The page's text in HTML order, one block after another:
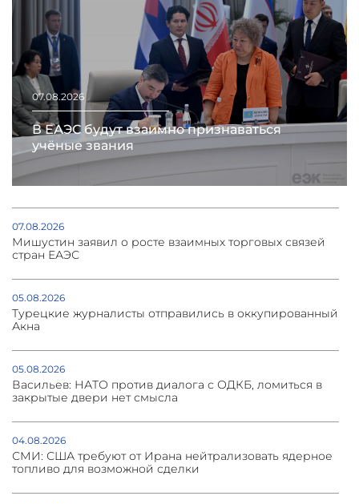
07.08.2026
В ЕАЭС будут взаимно признаваться
учёные звания
07.08.2026
Мишустин заявил о росте взаимных торговых связей
стран ЕАЭС
05.08.2026
Турецкие журналисты отправились в оккупированный
Акна
05.08.2026
Васильев: НАТО против диалога с ОДКБ, ломиться в
закрытые двери нет смысла
04.08.2026
СМИ: США требуют от Ирана нейтрализовать ядерное
топливо для возможной сделки